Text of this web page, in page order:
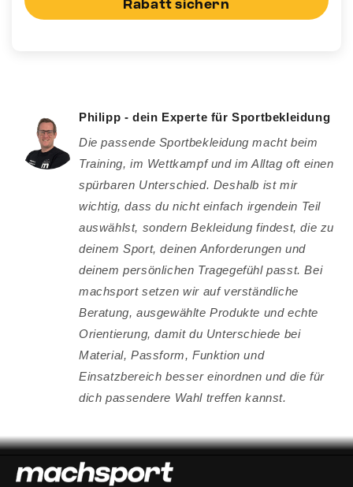
Rabatt sichern
Philipp - dein Experte für Sportbekleidung
Die passende Sportbekleidung macht beim
Training, im Wettkampf und im Alltag oft einen
spürbaren Unterschied. Deshalb ist mir
wichtig, dass du nicht einfach irgendein Teil
auswählst, sondern Bekleidung findest, die zu
deinem Sport, deinen Anforderungen und
deinem persönlichen Tragegefühl passt. Bei
machsport setzen wir auf verständliche
Beratung, ausgewählte Produkte und echte
Orientierung, damit du Unterschiede bei
Material, Passform, Funktion und
Einsatzbereich besser einordnen und die für
dich passendere Wahl treffen kannst.